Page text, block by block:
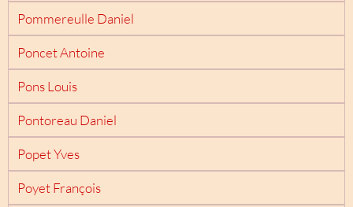
Pommereulle Daniel
Poncet Antoine
Pons Louis
Pontoreau Daniel
Popet Yves
Poyet François